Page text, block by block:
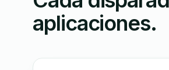
aplicaciones.